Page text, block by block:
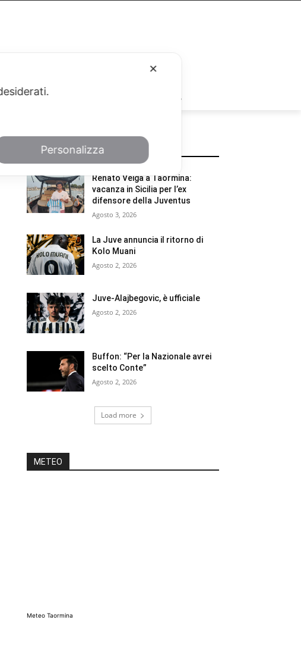
POTREBBE INTERESSARTI
Renato Veiga a Taormina:
vacanza in Sicilia per l’ex
difensore della Juventus
Agosto 3, 2026
La Juve annuncia il ritorno di
Kolo Muani
Agosto 2, 2026
Juve-Alajbegovic, è ufficiale
Agosto 2, 2026
Buffon: “Per la Nazionale avrei
scelto Conte”
Agosto 2, 2026
Load more
METEO
Meteo Taormina
✕
Personalizza